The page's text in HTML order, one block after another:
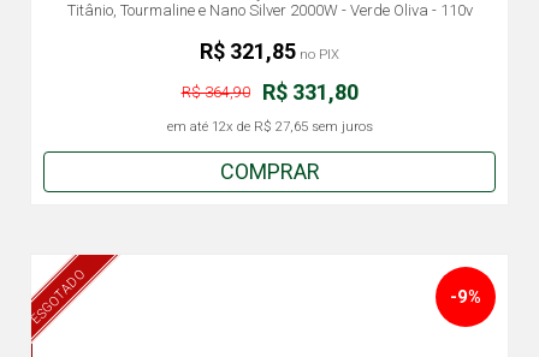
Titânio, Tourmaline e Nano Silver 2000W - Verde Oliva - 110v
R$ 331,80
R$ 364,90
em até 12x de R$ 27,65sem juros
R$ 321,85 no PIX
COMPRAR
ESGOTADO -9%